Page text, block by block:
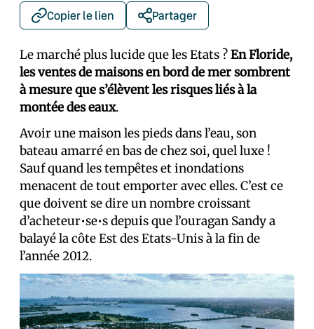
Copier le lien Partager
Le marché plus lucide que les Etats ?En Floride,
les ventes de maisons en bord de mer sombrent
à mesure que s’élèvent les risques liés à la
montée des eaux.
Avoir une maison les pieds dans l’eau, son
bateau amarré en bas de chez soi, quel luxe !
Sauf quand les tempêtes et inondations
menacent de tout emporter avec elles. C’est ce
que doivent se dire un nombre croissant
d’acheteur•se•s depuis que l’ouragan Sandy a
balayé la côte Est des Etats-Unis à la fin de
l’année 2012.